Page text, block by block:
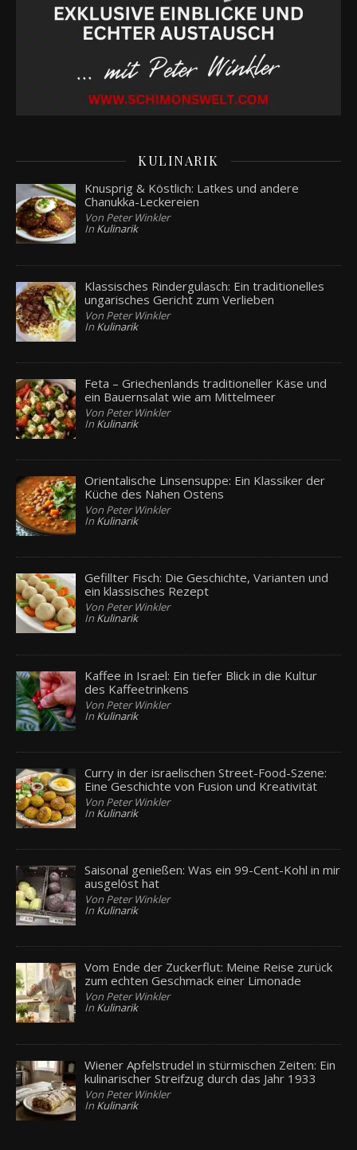
KULINARIK
Knusprig & Köstlich: Latkes und andere
Chanukka-Leckereien
Von Peter Winkler
In Kulinarik
Klassisches Rindergulasch: Ein traditionelles
ungarisches Gericht zum Verlieben
Von Peter Winkler
In Kulinarik
Feta – Griechenlands traditioneller Käse und
ein Bauernsalat wie am Mittelmeer
Von Peter Winkler
In Kulinarik
Orientalische Linsensuppe: Ein Klassiker der
Küche des Nahen Ostens
Von Peter Winkler
In Kulinarik
Gefillter Fisch: Die Geschichte, Varianten und
ein klassisches Rezept
Von Peter Winkler
In Kulinarik
Kaffee in Israel: Ein tiefer Blick in die Kultur
des Kaffeetrinkens
Von Peter Winkler
In Kulinarik
Curry in der israelischen Street-Food-Szene:
Eine Geschichte von Fusion und Kreativität
Von Peter Winkler
In Kulinarik
Saisonal genießen: Was ein 99-Cent-Kohl in mir
ausgelöst hat
Von Peter Winkler
In Kulinarik
Vom Ende der Zuckerflut: Meine Reise zurück
zum echten Geschmack einer Limonade
Von Peter Winkler
In Kulinarik
Wiener Apfelstrudel in stürmischen Zeiten: Ein
kulinarischer Streifzug durch das Jahr 1933
Von Peter Winkler
In Kulinarik